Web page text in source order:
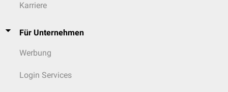
Karriere
Für Unternehmen
Werbung
Login Services